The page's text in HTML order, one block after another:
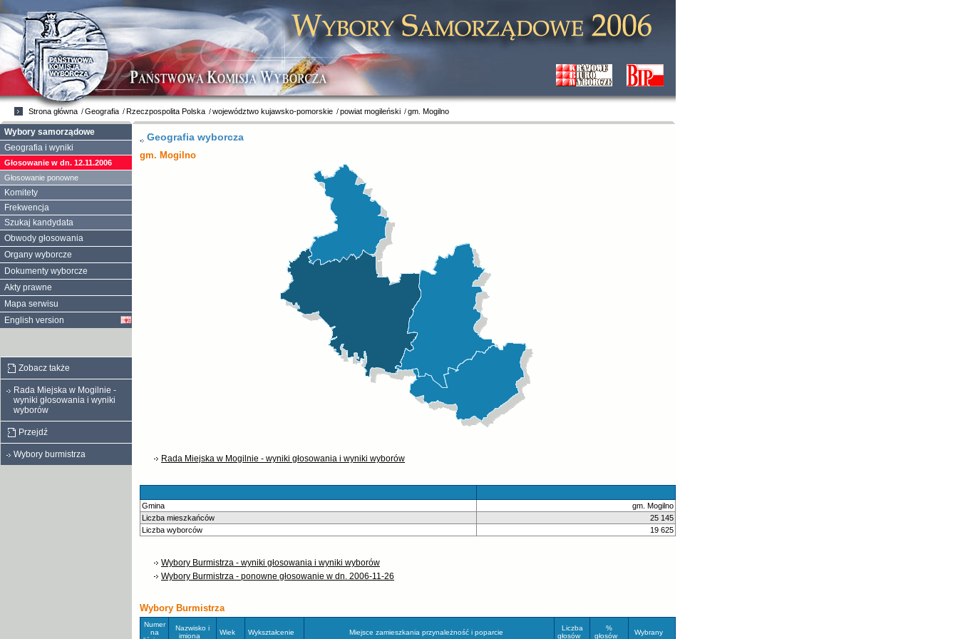
Geografia wyborcza
gm. Mogilno
Rada Miejska w Mogilnie - wyniki głosowania i wyniki wyborów
Gmina
gm. Mogilno
Liczba mieszkańców
25 145
Liczba wyborców
19 625
Wybory Burmistrza - wyniki głosowania i wyniki wyborów
Wybory Burmistrza - ponowne głosowanie w dn. 2006-11-26
Wybory Burmistrza
Numer
na
Nazwisko i
imiona
Wiek Wykształcenie Miejsce zamieszkania przynależność i poparcie
Liczba
głosów
%
głosów
Wybrany
Strona główna Geografia Rzeczpospolita Polska województwo kujawsko-pomorskie powiat mogileński gm. Mogilno
Wybory samorządowe
Geografia i wyniki
Głosowanie w dn. 12.11.2006
Głosowanie ponowne
Komitety
Frekwencja
Szukaj kandydata
Obwody głosowania
Organy wyborcze
Dokumenty wyborcze
Akty prawne
Mapa serwisu
English version
Zobacz także
Rada Miejska w Mogilnie -
wyniki głosowania i wyniki
wyborów
Przejdź
Wybory burmistrza